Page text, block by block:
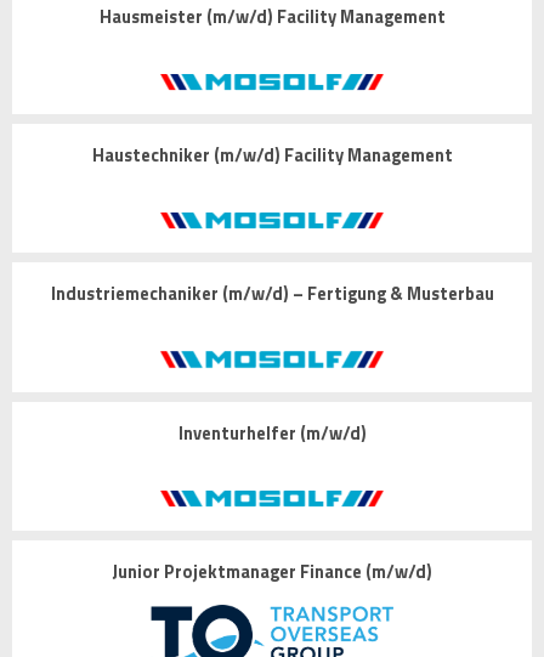
Hausmeister (m/w/d) Facility Management
Haustechniker (m/w/d) Facility Management
Industriemechaniker (m/w/d) – Fertigung & Musterbau
Inventurhelfer (m/w/d)
Junior Projektmanager Finance (m/w/d)